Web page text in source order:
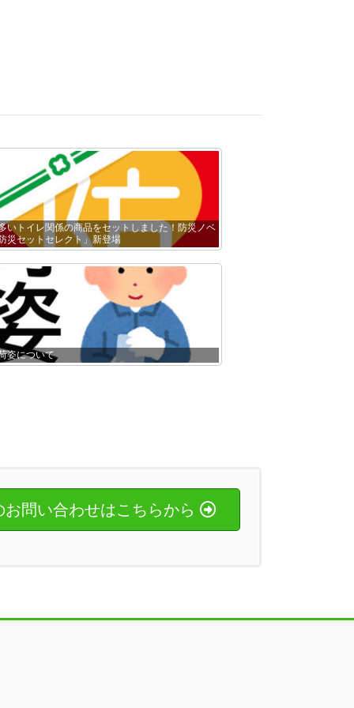
いトイレ関係の商品をセットしました！防災ノベ
災セットセレクト」新登場
姿について
お問い合わせはこちらから